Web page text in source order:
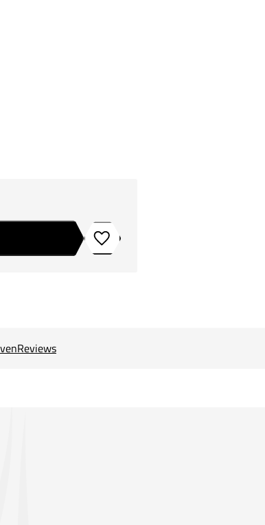
Toevoegen aan verlanglijstje
Reviews